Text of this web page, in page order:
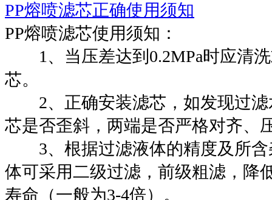
PP熔喷滤芯正确使用须知
PP熔喷滤芯使用须知：
1、当压差达到0.2MPa时应清洗
芯。
2、正确安装滤芯，如发现过滤
芯是否歪斜，两端是否严格对齐、
3、根据过滤液体的精度及所含
体可采用二级过滤，前级粗滤，降
寿命（一般为3-4倍）。